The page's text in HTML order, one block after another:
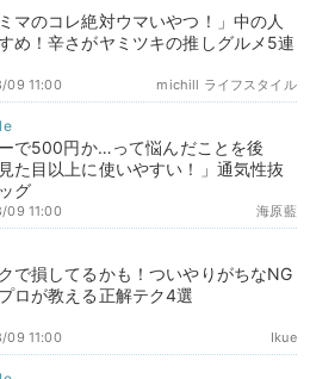
ミマのコレ絶対ウマいやつ！」中の人
め！辛さがヤミツキの推しグルメ5連
michill ライフスタイル
09 11:00
で500円か…って悩んだことを後
た目以上に使いやすい！」通気性抜
グ
海原藍
09 11:00
で損してるかも！ついやりがちなNG
ロが教える正解テク4選
Ikue
09 11:00